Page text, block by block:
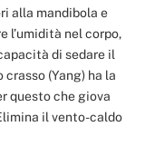
alla mandibola e
l’umidità nel corpo,
di sedare il
(Yang) ha la
questo che giova
il vento-caldo